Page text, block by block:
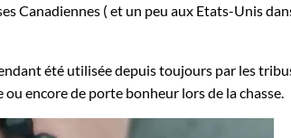
Canadiennes ( et un peu aux Etats-Unis
été utilisée depuis toujours par les
ou encore de porte bonheur lors de la chasse.